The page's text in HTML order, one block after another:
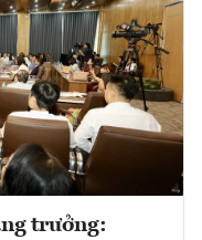
trưởng: